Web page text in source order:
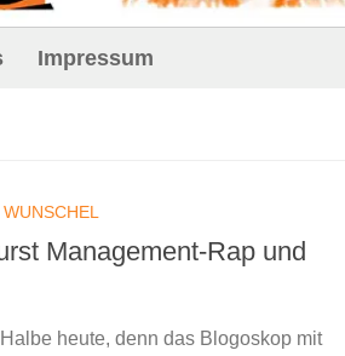
Impressum
Management-Rap und
heute, denn das Blogoskop mit